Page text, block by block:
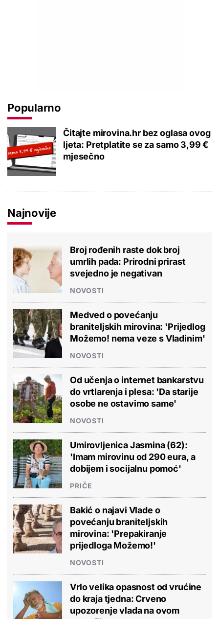
Popularno
Čitajte mirovina.hr bez oglasa ovog
ljeta: Pretplatite se za samo 3,99 €
mjesečno
Najnovije
Broj rođenih raste dok broj
umrlih pada: Prirodni prirast
svejedno je negativan
NOVOSTI
Medved o povećanju
braniteljskih mirovina: 'Prijedlog
Možemo! nema veze s Vladinim'
NOVOSTI
Od učenja o internet bankarstvu
do vrtlarenja i plesa: 'Da starije
osobe ne ostavimo same'
NOVOSTI
Umirovljenica Jasmina (62):
'Imam mirovinu od 290 eura, a
dobijem i socijalnu pomoć'
PRIČE
Bakić o najavi Vlade o
povećanju braniteljskih
mirovina: 'Prepakiranje
prijedloga Možemo!'
NOVOSTI
Vrlo velika opasnost od vrućine
do kraja tjedna: Crveno
upozorenje vlada na ovom